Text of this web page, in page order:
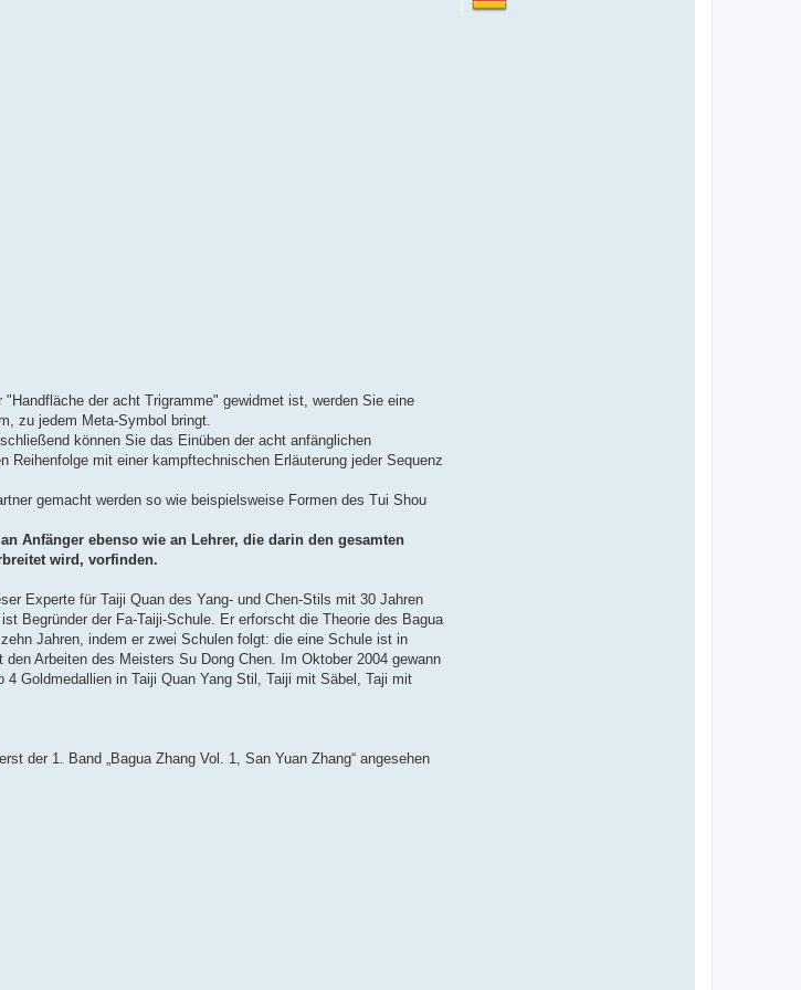
der acht Trigramme" gewidmet ist, werden Sie eine
zu jedem Meta-Symbol bringt.
können Sie das Einüben der acht anfänglichen
Reihenfolge mit einer kampftechnischen Erläuterung jeder Sequenz
gemacht werden so wie beispielsweise Formen des Tui Shou
Anfänger ebenso wie an Lehrer, die darin den gesamten
wird, vorfinden.
Experte für Taiji Quan des Yang- und Chen-Stils mit 30 Jahren
Begründer der Fa-Taiji-Schule. Er erforscht die Theorie des Bagua
Jahren, indem er zwei Schulen folgt: die eine Schule ist in
Arbeiten des Meisters Su Dong Chen. Im Oktober 2004 gewann
Goldmedallien in Taiji Quan Yang Stil, Taiji mit Säbel, Taji mit
der 1. Band „Bagua Zhang Vol. 1, San Yuan Zhang“ angesehen